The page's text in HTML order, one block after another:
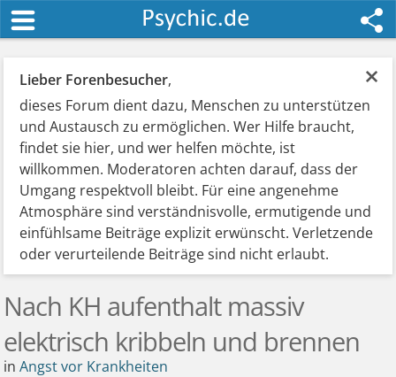
×
Lieber Forenbesucher,
dieses Forum dient dazu, Menschen zu unterstützen
und Austausch zu ermöglichen. Wer Hilfe braucht,
findet sie hier, und wer helfen möchte, ist
willkommen. Moderatoren achten darauf, dass der
Umgang respektvoll bleibt. Für eine angenehme
Atmosphäre sind verständnisvolle, ermutigende und
einfühlsame Beiträge explizit erwünscht. Verletzende
oder verurteilende Beiträge sind nicht erlaubt.
Nach KH aufenthalt massiv
elektrisch kribbeln und brennen
inAngst vor Krankheiten